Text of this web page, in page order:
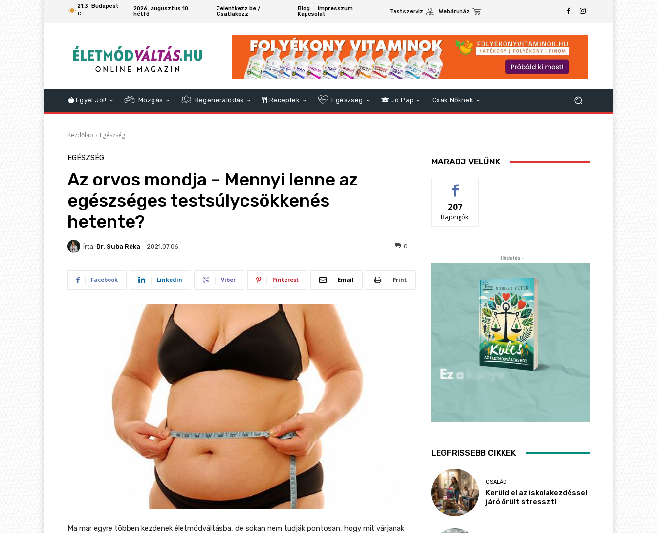
21.3
C
Budapest
2026. augusztus 10.
hétfő
Jelentkezz be /
Csatlakozz
Blog
Impresszum
Kapcsolat
Testszerviz Webáruház
Egyél Jól! Mozgás Regenerálódás Receptek Egészség Jó Pap Csak Nőknek
Kezdőlap Egészség
EGÉSZSÉG
Az orvos mondja – Mennyi lenne az
egészséges testsúlycsökkenés
hetente?
Írta: Dr. Suba Réka 2021.07.06. 0
Facebook Linkedin Viber Pinterest Email Print
Ma már egyre többen kezdenek életmódváltásba, de sokan nem tudják pontosan, hogy mit várjanak
MARADJ VELÜNK
207
Rajongók
- Hirdetés -
LEGFRISSEBB CIKKEK
CSALÁD
Kerüld el az iskolakezdéssel
járó őrült stresszt!